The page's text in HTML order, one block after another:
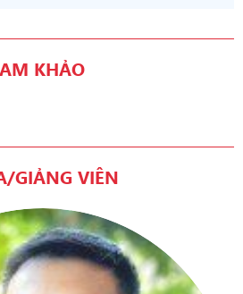
KHẢO
GIẢNG VIÊN